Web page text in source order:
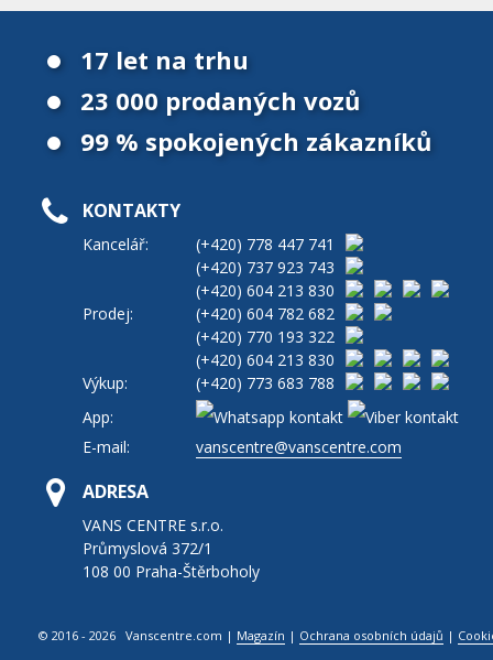
17 let na trhu
23 000 prodaných vozů
99 % spokojených zákazníků
KONTAKTY
Kancelář: (+420) 778 447 741
(+420) 737 923 743
(+420) 604 213 830
Prodej:
(+420) 604 782 682
(+420) 770 193 322
(+420) 604 213 830
Výkup:
(+420) 773 683 788
App:
E-mail:
vanscentre@vanscentre.com
ADRESA
VANS CENTRE s.r.o.
Průmyslová 372/1
108 00 Praha-Štěrboholy
© 2016 - 2026 Vanscentre.com | Magazín | Ochrana osobních údajů |